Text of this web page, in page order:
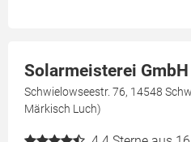
Solarmeisterei GmbH
Schwielowseestr. 76, 14548
Märkisch Luch)